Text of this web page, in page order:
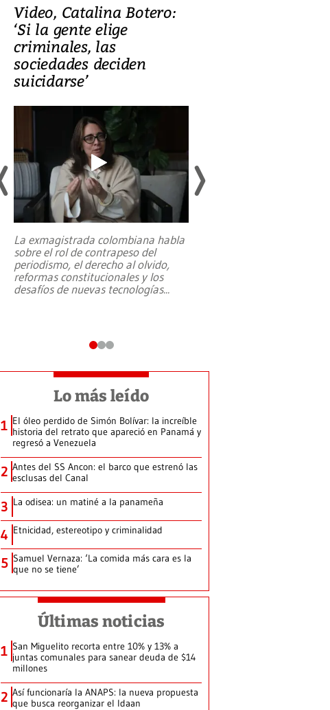
Video, Catalina Botero:
‘Si la gente elige
criminales, las
sociedades deciden
suicidarse’
La exmagistrada colombiana habla
sobre el rol de contrapeso del
periodismo, el derecho al olvido,
reformas constitucionales y los
desafíos de nuevas tecnologías...
Lo más leído
1 El óleo perdido de Simón Bolívar: la increíble
historia del retrato que apareció en Panamá y
regresó a Venezuela
2 Antes del SS Ancon: el barco que estrenó las
esclusas del Canal
3 La odisea: un matiné a la panameña
4 Etnicidad, estereotipo y criminalidad
5 Samuel Vernaza: ‘La comida más cara es la
que no se tiene’
Últimas noticias
1 San Miguelito recorta entre 10% y 13% a
juntas comunales para sanear deuda de $14
millones
2 Así funcionaría la ANAPS: la nueva propuesta
que busca reorganizar el Idaan